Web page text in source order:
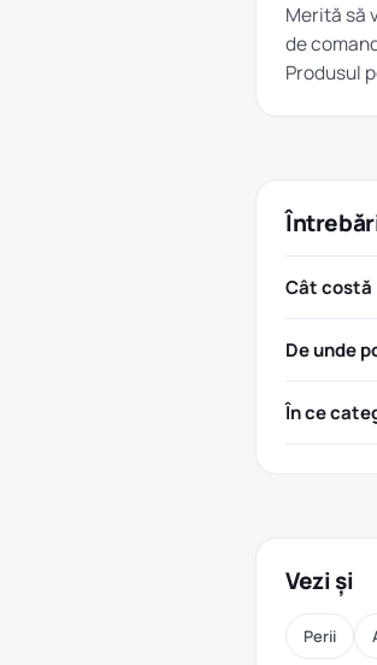
Merită să
de
Produsul
Cât costă
De unde
În ce
Vezi și
Perii